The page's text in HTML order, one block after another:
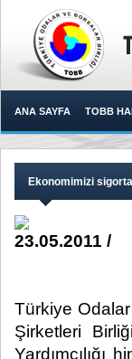
ANA SAYFA TOBB
Ekonomimizi
23.05.2011 /
Türkiye
Şirketleri